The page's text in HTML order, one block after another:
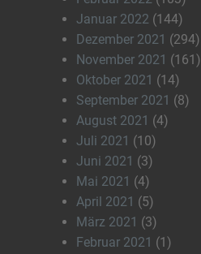
Januar 2022 (144)
Dezember 2021 (294)
November 2021 (161)
Oktober 2021 (14)
September 2021 (8)
August 2021 (4)
Juli 2021 (10)
Juni 2021 (3)
Mai 2021 (4)
April 2021 (5)
März 2021 (3)
Februar 2021 (1)